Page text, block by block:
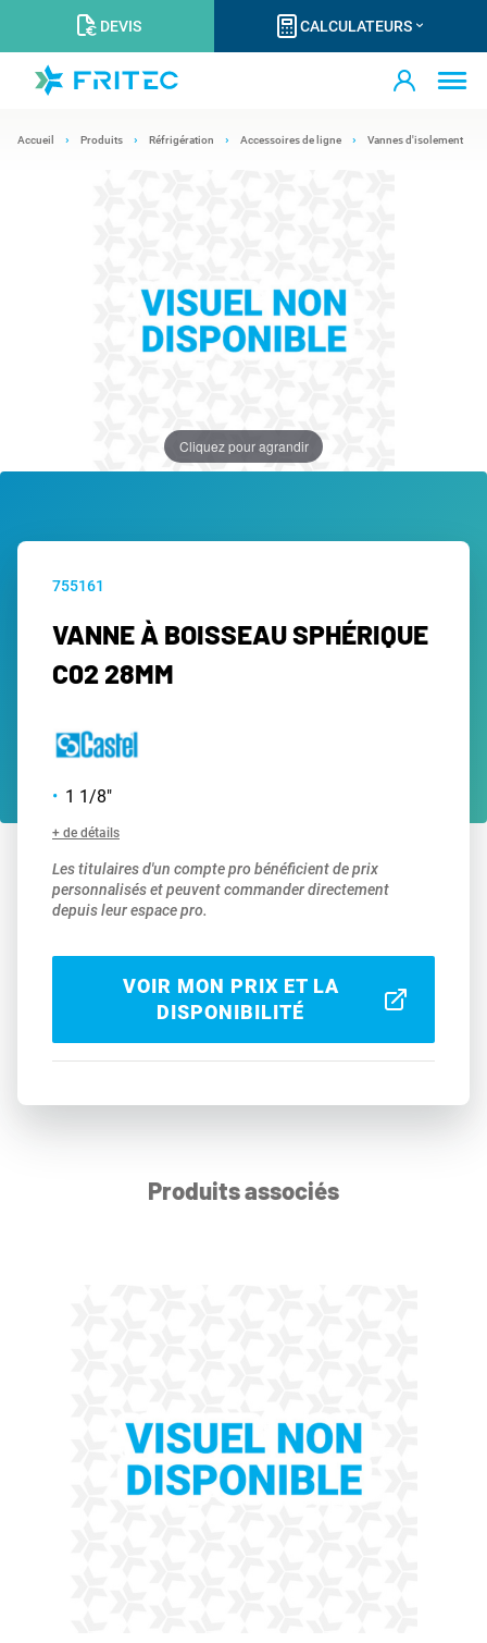
DEVIS CALCULATEURS
Accueil Produits Réfrigération Accessoires de ligne Vannes d'isolement
Cliquez pour agrandir
755161
VANNE À BOISSEAU SPHÉRIQUE
C02 28MM
1 1/8"
+ de détails
Les titulaires d'un compte pro bénéficient de prix
personnalisés et peuvent commander directement
depuis leur espace pro.
VOIR MON PRIX ET LA
DISPONIBILITÉ
Produits associés